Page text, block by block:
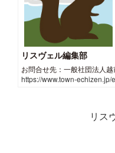
リスヴェル編集部
お問合せ先：一般社団法人
https://www.town-echizen.jp/
リス